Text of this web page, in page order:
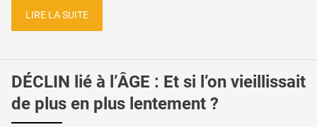
LIRE LA SUITE
DÉCLIN lié à l’ÂGE : Et si l’on vieillissait
de plus en plus lentement ?